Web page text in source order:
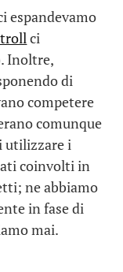
espandevamo
ci
Inoltre,
di
competere
comunque
utilizzare i
coinvolti in
ne abbiamo
in fase di
mai.